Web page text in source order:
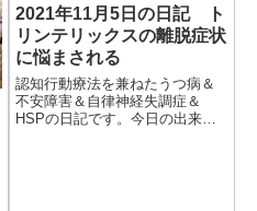
2021年11月5日の日記 ト
リンテリックスの離脱症状
に悩まされる
認知行動療法を兼ねたうつ病＆
不安障害＆自律神経失調症＆
HSPの日記です。今日の出来事